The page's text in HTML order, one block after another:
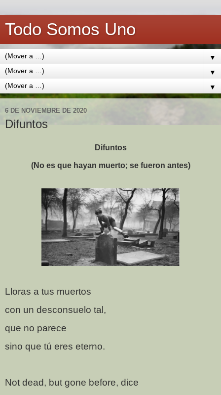
Todo Somos Uno
▼
▼
▼
6 DE NOVIEMBRE DE 2020
Difuntos
Difuntos
(No es que hayan muerto; se fueron antes)
Lloras a tus muertos
con un desconsuelo tal,
que no parece
sino que tú eres eterno.
Not dead, but gone before, dice